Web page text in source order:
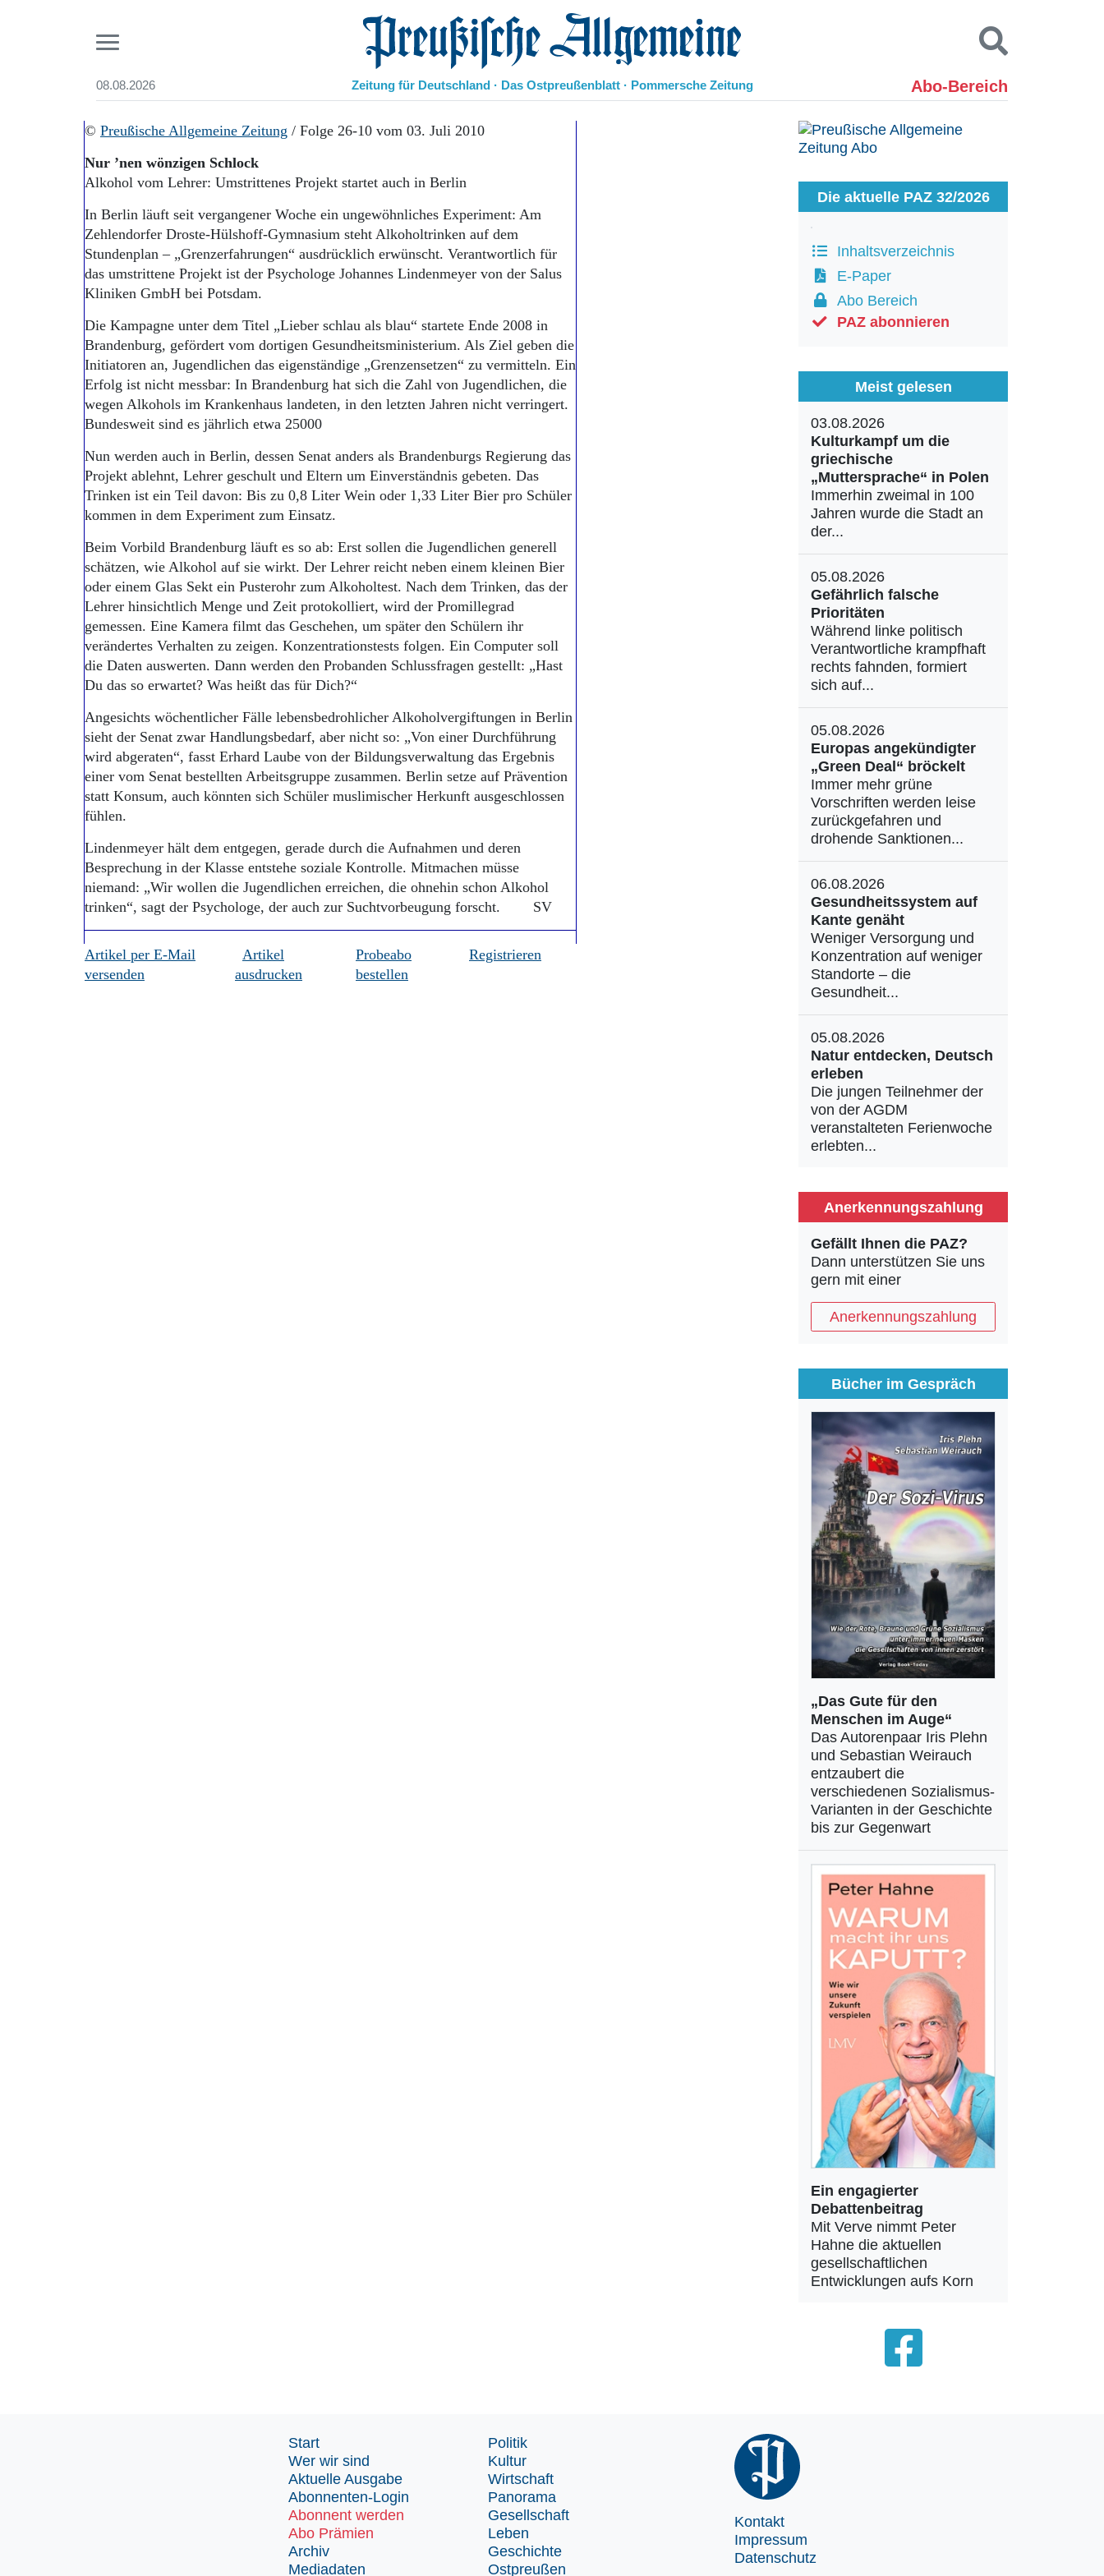
08.08.2026 Preußische Allgemeine Zeitung
Zeitung für Deutschland · Das Ostpreußenblatt · Pommersche Zeitung Abo-Bereich
Start
Aktuelle Ausgabe
Abonnenten-Login
Abo Prämien
Archiv
Mediadaten
Leben
Geschichte
Ostpreußen
Pommern
Danzig und Westpreußen
Bücher
Kontakt
Suchen und finden
© Preußische Allgemeine Zeitung / Folge 26-10 vom 03. Juli 2010
Nur ’nen wönzigen Schlock
Alkohol vom Lehrer: Umstrittenes Projekt startet auch in Berlin
In Berlin läuft seit vergangener Woche ein ungewöhnliches Experiment: Am
Zehlendorfer Droste-Hülshoff-Gymnasium steht Alkoholtrinken auf dem
Stundenplan – „Grenzerfahrungen“ ausdrücklich erwünscht. Verantwortlich für
das umstrittene Projekt ist der Psychologe Johannes Lindenmeyer von der Salus
Kliniken GmbH bei Potsdam.
Die Kampagne unter dem Titel „Lieber schlau als blau“ startete Ende 2008 in
Brandenburg, gefördert vom dortigen Gesundheitsministerium. Als Ziel geben die
Initiatoren an, Jugendlichen das eigenständige „Grenzensetzen“ zu vermitteln. Ein
Erfolg ist nicht messbar: In Brandenburg hat sich die Zahl von Jugendlichen, die
wegen Alkohols im Krankenhaus landeten, in den letzten Jahren nicht verringert.
Bundesweit sind es jährlich etwa 25000
Nun werden auch in Berlin, dessen Senat anders als Brandenburgs Regierung das
Projekt ablehnt, Lehrer geschult und Eltern um Einverständnis gebeten. Das
Trinken ist ein Teil davon: Bis zu 0,8 Liter Wein oder 1,33 Liter Bier pro Schüler
kommen in dem Experiment zum Einsatz.
Beim Vorbild Brandenburg läuft es so ab: Erst sollen die Jugendlichen generell
schätzen, wie Alkohol auf sie wirkt. Der Lehrer reicht neben einem kleinen Bier
oder einem Glas Sekt ein Pusterohr zum Alkoholtest. Nach dem Trinken, das der
Lehrer hinsichtlich Menge und Zeit protokolliert, wird der Promillegrad
gemessen. Eine Kamera filmt das Geschehen, um später den Schülern ihr
verändertes Verhalten zu zeigen. Konzentrationstests folgen. Ein Computer soll
die Daten auswerten. Dann werden den Probanden Schlussfragen gestellt: „Hast
Du das so erwartet? Was heißt das für Dich?“
Angesichts wöchentlicher Fälle lebensbedrohlicher Alkoholvergiftungen in Berlin
sieht der Senat zwar Handlungsbedarf, aber nicht so: „Von einer Durchführung
wird abgeraten“, fasst Erhard Laube von der Bildungsverwaltung das Ergebnis
einer vom Senat bestellten Arbeitsgruppe zusammen. Berlin setze auf Prävention
statt Konsum, auch könnten sich Schüler muslimischer Herkunft ausgeschlossen
fühlen.
Lindenmeyer hält dem entgegen, gerade durch die Aufnahmen und deren
Besprechung in der Klasse entstehe soziale Kontrolle. Mitmachen müsse
niemand: „Wir wollen die Jugendlichen erreichen, die ohnehin schon Alkohol
trinken“, sagt der Psychologe, der auch zur Suchtvorbeugung forscht. SV
Artikel per E-Mail
versenden
Artikel
ausdrucken
Probeabo
bestellen
Registrieren
Die aktuelle PAZ 32/2026
Inhaltsverzeichnis
E-Paper
Abo Bereich
PAZ abonnieren
Meist gelesen
03.08.2026
Kulturkampf um die
griechische
„Muttersprache“ in Polen
Immerhin zweimal in 100
Jahren wurde die Stadt an
der...
05.08.2026
Gefährlich falsche
Prioritäten
Während linke politisch
Verantwortliche krampfhaft
rechts fahnden, formiert
sich auf...
05.08.2026
Europas angekündigter
„Green Deal“ bröckelt
Immer mehr grüne
Vorschriften werden leise
zurückgefahren und
drohende Sanktionen...
06.08.2026
Gesundheitssystem auf
Kante genäht
Weniger Versorgung und
Konzentration auf weniger
Standorte – die
Gesundheit...
05.08.2026
Natur entdecken, Deutsch
erleben
Die jungen Teilnehmer der
von der AGDM
veranstalteten Ferienwoche
erlebten...
Anerkennungszahlung
Gefällt Ihnen die PAZ?
Dann unterstützen Sie uns
gern mit einer
Anerkennungszahlung
Bücher im Gespräch
„Das Gute für den
Menschen im Auge“
Das Autorenpaar Iris Plehn
und Sebastian Weirauch
entzaubert die
verschiedenen Sozialismus-
Varianten in der Geschichte
bis zur Gegenwart
Ein engagierter
Debattenbeitrag
Mit Verve nimmt Peter
Hahne die aktuellen
gesellschaftlichen
Entwicklungen aufs Korn
Start
Wer wir sind
Aktuelle Ausgabe
Abonnenten-Login
Abonnent werden
Abo Prämien
Archiv
Mediadaten
Politik
Kultur
Wirtschaft
Panorama
Gesellschaft
Leben
Geschichte
Ostpreußen
Kontakt
Impressum
Datenschutz